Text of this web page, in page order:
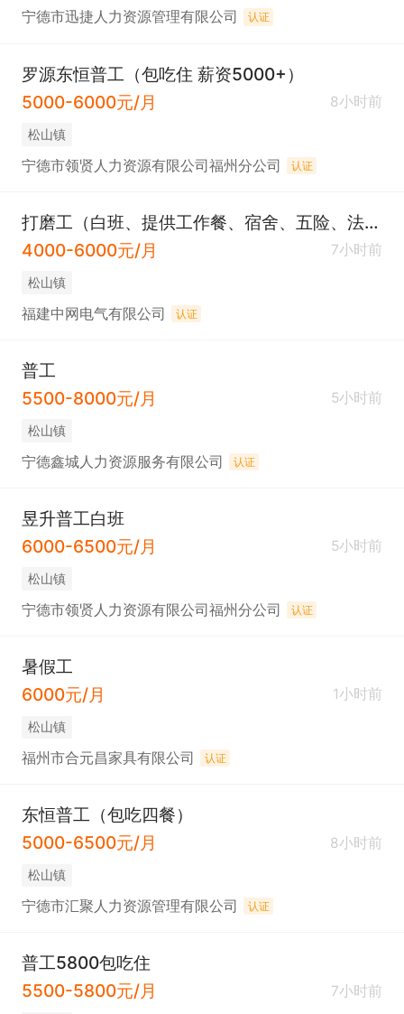
宁德市迅捷人力资源管理有限公司 认证
罗源东恒普工（包吃住 薪资5000+）
5000-6000元/月
8小时前
松山镇
宁德市领贤人力资源有限公司福州分公司 认证
打磨工（白班、提供工作餐、宿舍、五险、法定节假日、节日福利、免费培训等）
4000-6000元/月
7小时前
松山镇
福建中网电气有限公司 认证
普工
5500-8000元/月
5小时前
松山镇
宁德鑫城人力资源服务有限公司 认证
昱升普工白班
6000-6500元/月
5小时前
松山镇
宁德市领贤人力资源有限公司福州分公司 认证
暑假工
6000元/月
1小时前
松山镇
福州市合元昌家具有限公司 认证
东恒普工（包吃四餐）
5000-6500元/月
8小时前
松山镇
宁德市汇聚人力资源管理有限公司 认证
普工5800包吃住
5500-5800元/月
7小时前